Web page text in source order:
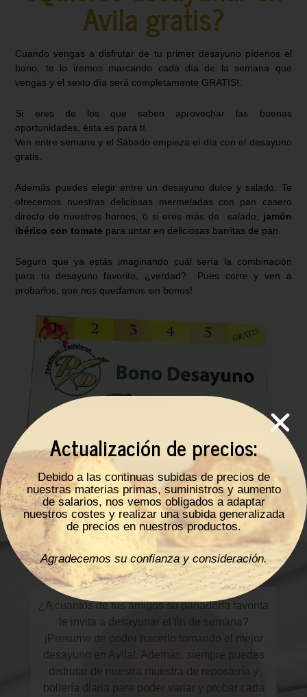
Avila gratis?
Cuando vengas a disfrutar de tu primer desayuno pídenos el
bono, te lo iremos marcando cada día de la semana que
vengas y el sexto día será completamente GRATIS!.
Si eres de los que saben aprovechar las buenas
oportunidades, ésta es para tí.
Ven entre semana y el Sábado empieza el día con el desayuno
gratis.
Además puedes elegir entre un desayuno dulce y salado. Te
ofrecemos nuestras deliciosas mermeladas con pan casero
directo de nuestros hornos, ó si eres más de salado; jamón
ibérico con tomate para untar en deliciosas barritas de pan.
Seguro que ya estás imaginando cuál sería la combinación
para tu desayuno favorito, ¿verdad?.. Pues corre y ven a
probarlos, que nos quedamos sin bonos!
¿A cuantos de tus amigos su panadería favorita
le invita a desayunar el fin de semana?
¡Presume de poder hacerlo tomando el mejor
desayuno en Avila!. Además, siempre puedes
disfrutar de nuestra muestra de repostería y
bollería diaria para poder variar y probar cada
Actualización de precios:
Debido a las continuas subidas de precios de
nuestras materias primas, suministros y aumento
de salarios, nos vemos obligados a adaptar
nuestros costes y realizar una subida generalizada
de precios en nuestros productos.
Agradecemos su confianza y consideración.